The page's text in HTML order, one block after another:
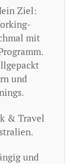
Ziel:
mit
und
& Travel
und